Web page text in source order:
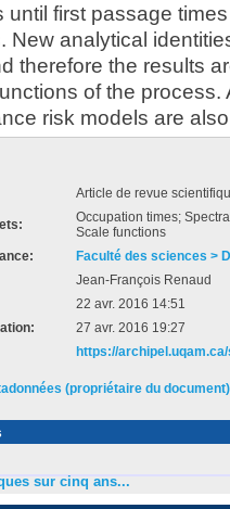
until first passage
New analytical
therefore the results
of the
risk models are
Article de revue
Occupation times;
Scale functions
Faculté des sciences >
Jean-François Renaud
22 avr. 2016 14:51
27 avr. 2016 19:27
https://
(propriétaire du document)
sur cinq ans...